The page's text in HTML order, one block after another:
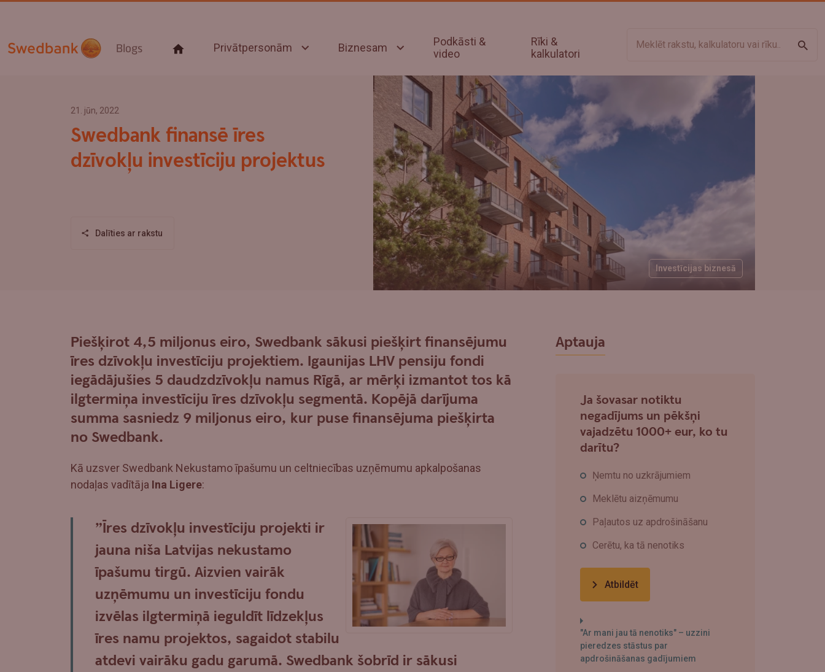
Blogs Privātpersonām Biznesam
Podkāsti &
video
Rīki &
kalkulatori
Investīcijas biznesā
21. jūn, 2022
Swedbank finansē īres
dzīvokļu investīciju projektus
Dalīties ar rakstu
Piešķirot 4,5 miljonus eiro, Swedbank sākusi piešķirt finansējumu
īres dzīvokļu investīciju projektiem. Igaunijas LHV pensiju fondi
iegādājušies 5 daudzdzīvokļu namus Rīgā, ar mērķi izmantot tos kā
ilgtermiņa investīciju īres dzīvokļu segmentā. Kopējā darījuma
summa sasniedz 9 miljonus eiro, kur puse finansējuma piešķirta
no Swedbank.
Kā uzsver Swedbank Nekustamo īpašumu un celtniecības uzņēmumu apkalpošanas
nodaļas vadītāja Ina Ligere:
”Īres dzīvokļu investīciju projekti ir
jauna niša Latvijas nekustamo
īpašumu tirgū. Aizvien vairāk
uzņēmumu un investīciju fondu
izvēlas ilgtermiņā ieguldīt līdzekļus
īres namu projektos, sagaidot stabilu
atdevi vairāku gadu garumā. Swedbank šobrīd ir sākusi
Aptauja
Ja šovasar notiktu
negadījums un pēkšņi
vajadzētu 1000+ eur, ko tu
darītu?
Ņemtu no uzkrājumiem
Meklētu aizņēmumu
Paļautos uz apdrošināšanu
Cerētu, ka tā nenotiks
Atbildēt
"Ar mani jau tā nenotiks" – uzzini
pieredzes stāstus par
apdrošināšanas gadījumiem